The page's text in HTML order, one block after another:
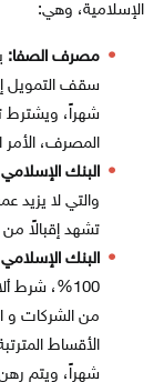
الإسلامية، وهي:
مصرف الصفا:
شهراً، ويشترط
المصرف،
البنك
تشهد إقبالاً من
البنك
من الشركات و
شهراً، ويتم